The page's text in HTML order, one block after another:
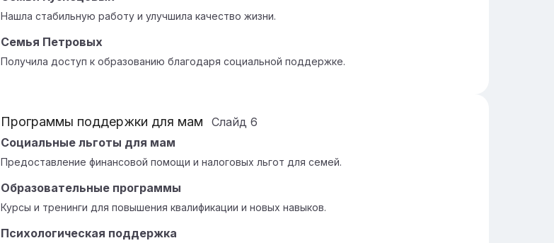
Нашла стабильную работу и улучшила качество жизни.
Семья Петровых
Получила доступ к образованию благодаря социальной поддержке.
Программы поддержки для мам Слайд 6
Социальные льготы для мам
Предоставление финансовой помощи и налоговых льгот для семей.
Образовательные программы
Курсы и тренинги для повышения квалификации и новых навыков.
Психологическая поддержка